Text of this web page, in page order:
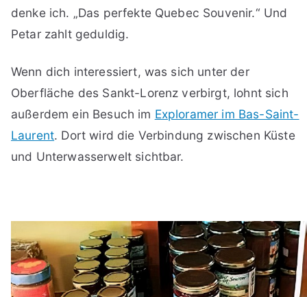
denke ich. „Das perfekte Quebec Souvenir.“ Und
Petar zahlt geduldig.
Wenn dich interessiert, was sich unter der
Oberfläche des Sankt-Lorenz verbirgt, lohnt sich
außerdem ein Besuch im Exploramer im Bas-Saint-
Laurent. Dort wird die Verbindung zwischen Küste
und Unterwasserwelt sichtbar.